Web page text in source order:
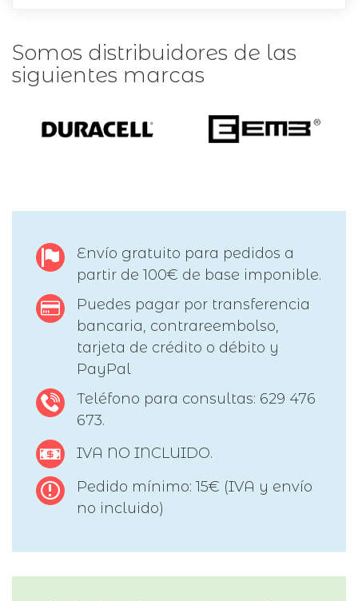
Somos distribuidores de las
siguientes marcas
Envío gratuito para pedidos a
partir de 100€ de base imponible.
Puedes pagar por transferencia
bancaria, contrareembolso,
tarjeta de crédito o débito y
PayPal
Teléfono para consultas: 629 476
673.
IVA NO INCLUIDO.
Pedido mínimo: 15€ (IVA y envío
no incluido)